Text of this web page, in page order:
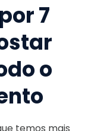
7
o
temos mais